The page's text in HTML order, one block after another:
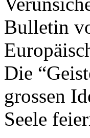
Bulletin
Die
grossen
Seele